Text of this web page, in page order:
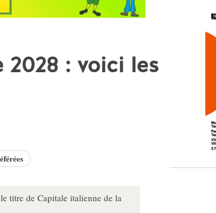
2028 : voici les
titre de Capitale italienne de la